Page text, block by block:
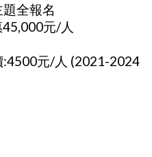
全報名
元/人
元/人 (2021-2024